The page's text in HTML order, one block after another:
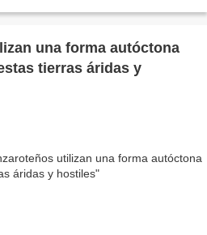
una forma autóctona
tierras áridas y